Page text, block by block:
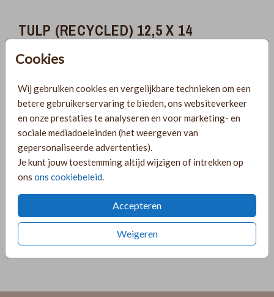
Cookies
Wij gebruiken cookies en vergelijkbare technieken om een
betere gebruikerservaring te bieden, ons websiteverkeer
en onze prestaties te analyseren en voor marketing- en
sociale mediadoeleinden (het weergeven van
gepersonaliseerde advertenties).
Je kunt jouw toestemming altijd wijzigen of intrekken op
ons ons cookiebeleid
Accepteren
Weigeren
TULP (RECYCLED) 12,5 X 14
Aantal
Gratis verzending
Voor 18:00 uur besteld, morgen in huis!
Ruime keuze uit producten voor bij je kaartje
tulp (recycled) 12,5 x 14